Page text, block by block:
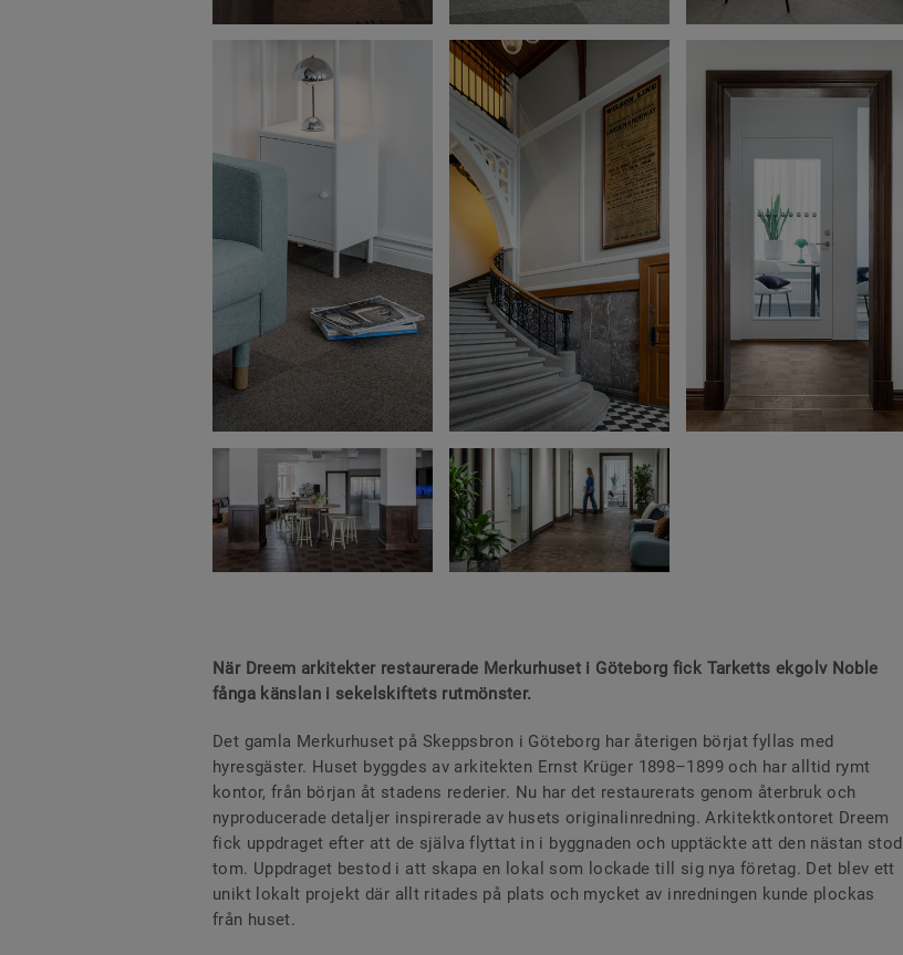
När Dreem arkitekter restaurerade Merkurhuset i Göteborg fick Tarketts ekgolv Noble
fånga känslan i sekelskiftets rutmönster.
Det gamla Merkurhuset på Skeppsbron i Göteborg har återigen börjat fyllas med
hyresgäster. Huset byggdes av arkitekten Ernst Krüger 1898–1899 och har alltid rymt
kontor, från början åt stadens rederier. Nu har det restaurerats genom återbruk och
nyproducerade detaljer inspirerade av husets originalinredning. Arkitektkontoret Dreem
fick uppdraget efter att de själva flyttat in i byggnaden och upptäckte att den nästan stod
tom. Uppdraget bestod i att skapa en lokal som lockade till sig nya företag. Det blev ett
unikt lokalt projekt där allt ritades på plats och mycket av inredningen kunde plockas
från huset.